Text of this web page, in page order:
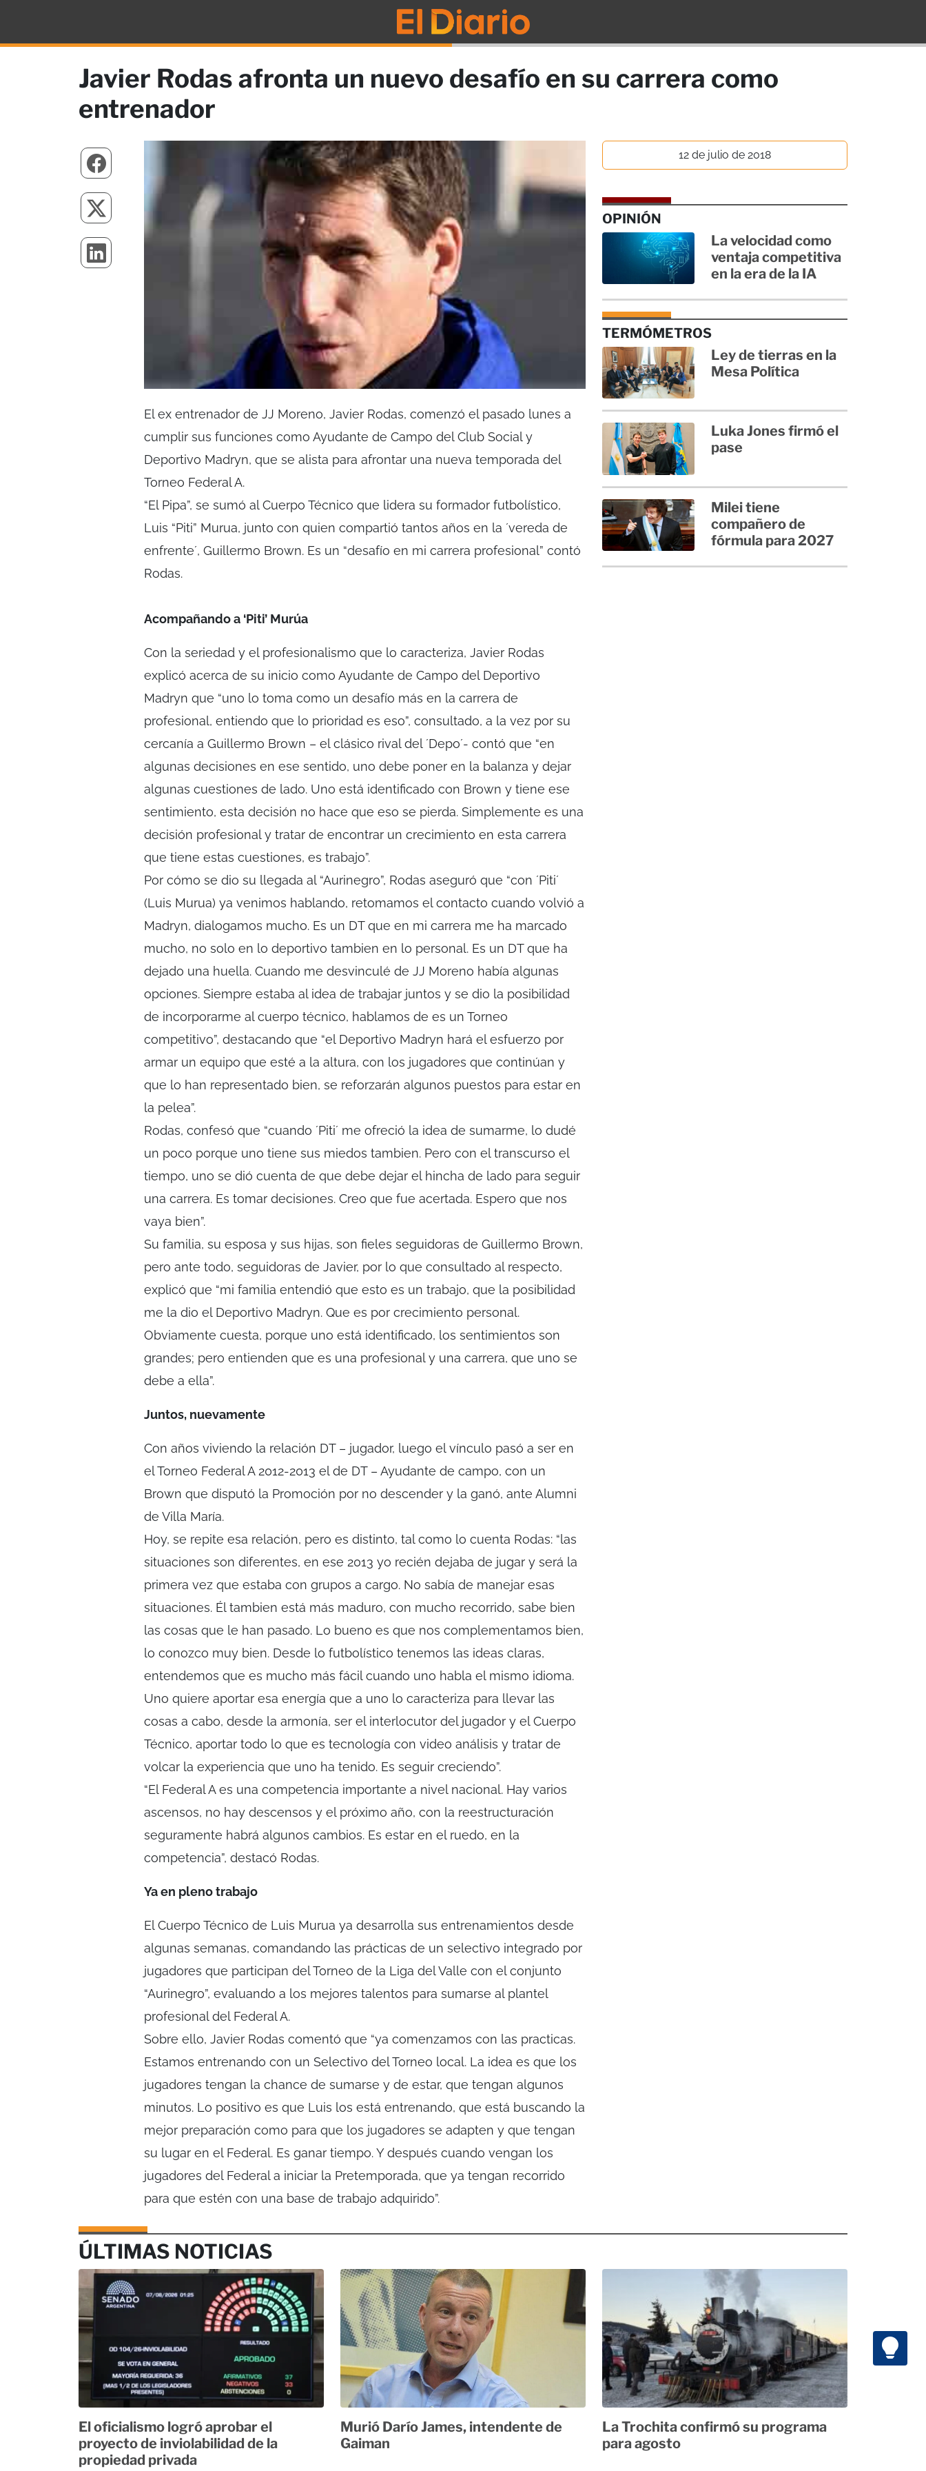
Javier Rodas afronta un nuevo desafío en su carrera como
entrenador
El ex entrenador de JJ Moreno, Javier Rodas, comenzó el pasado lunes a
cumplir sus funciones como Ayudante de Campo del Club Social y
Deportivo Madryn, que se alista para afrontar una nueva temporada del
Torneo Federal A.
“El Pipa”, se sumó al Cuerpo Técnico que lidera su formador futbolístico,
Luis “Piti” Murua, junto con quien compartió tantos años en la ´vereda de
enfrente´, Guillermo Brown. Es un “desafío en mi carrera profesional” contó
Rodas.
Acompañando a ‘Piti’ Murúa
Con la seriedad y el profesionalismo que lo caracteriza, Javier Rodas
explicó acerca de su inicio como Ayudante de Campo del Deportivo
Madryn que “uno lo toma como un desafío más en la carrera de
profesional, entiendo que lo prioridad es eso”, consultado, a la vez por su
cercanía a Guillermo Brown – el clásico rival del ´Depo´- contó que “en
algunas decisiones en ese sentido, uno debe poner en la balanza y dejar
algunas cuestiones de lado. Uno está identificado con Brown y tiene ese
sentimiento, esta decisión no hace que eso se pierda. Simplemente es una
decisión profesional y tratar de encontrar un crecimiento en esta carrera
que tiene estas cuestiones, es trabajo”.
Por cómo se dio su llegada al “Aurinegro”, Rodas aseguró que “con ´Piti´
(Luis Murua) ya venimos hablando, retomamos el contacto cuando volvió a
Madryn, dialogamos mucho. Es un DT que en mi carrera me ha marcado
mucho, no solo en lo deportivo tambien en lo personal. Es un DT que ha
dejado una huella. Cuando me desvinculé de JJ Moreno había algunas
opciones. Siempre estaba al idea de trabajar juntos y se dio la posibilidad
de incorporarme al cuerpo técnico, hablamos de es un Torneo
competitivo”, destacando que “el Deportivo Madryn hará el esfuerzo por
armar un equipo que esté a la altura, con los jugadores que continúan y
que lo han representado bien, se reforzarán algunos puestos para estar en
la pelea”.
Rodas, confesó que “cuando ´Piti´ me ofreció la idea de sumarme, lo dudé
un poco porque uno tiene sus miedos tambien. Pero con el transcurso el
tiempo, uno se dió cuenta de que debe dejar el hincha de lado para seguir
una carrera. Es tomar decisiones. Creo que fue acertada. Espero que nos
vaya bien”.
Su familia, su esposa y sus hijas, son fieles seguidoras de Guillermo Brown,
pero ante todo, seguidoras de Javier, por lo que consultado al respecto,
explicó que “mi familia entendió que esto es un trabajo, que la posibilidad
me la dio el Deportivo Madryn. Que es por crecimiento personal.
Obviamente cuesta, porque uno está identificado, los sentimientos son
grandes; pero entienden que es una profesional y una carrera, que uno se
debe a ella”.
Juntos, nuevamente
Con años viviendo la relación DT – jugador, luego el vínculo pasó a ser en
el Torneo Federal A 2012-2013 el de DT – Ayudante de campo, con un
Brown que disputó la Promoción por no descender y la ganó, ante Alumni
de Villa María.
Hoy, se repite esa relación, pero es distinto, tal como lo cuenta Rodas: “las
situaciones son diferentes, en ese 2013 yo recién dejaba de jugar y será la
primera vez que estaba con grupos a cargo. No sabía de manejar esas
situaciones. Él tambien está más maduro, con mucho recorrido, sabe bien
las cosas que le han pasado. Lo bueno es que nos complementamos bien,
lo conozco muy bien. Desde lo futbolístico tenemos las ideas claras,
entendemos que es mucho más fácil cuando uno habla el mismo idioma.
Uno quiere aportar esa energía que a uno lo caracteriza para llevar las
cosas a cabo, desde la armonía, ser el interlocutor del jugador y el Cuerpo
Técnico, aportar todo lo que es tecnología con video análisis y tratar de
volcar la experiencia que uno ha tenido. Es seguir creciendo”.
“El Federal A es una competencia importante a nivel nacional. Hay varios
ascensos, no hay descensos y el próximo año, con la reestructuración
seguramente habrá algunos cambios. Es estar en el ruedo, en la
competencia”, destacó Rodas.
Ya en pleno trabajo
El Cuerpo Técnico de Luis Murua ya desarrolla sus entrenamientos desde
algunas semanas, comandando las prácticas de un selectivo integrado por
jugadores que participan del Torneo de la Liga del Valle con el conjunto
“Aurinegro”, evaluando a los mejores talentos para sumarse al plantel
profesional del Federal A.
Sobre ello, Javier Rodas comentó que “ya comenzamos con las practicas.
Estamos entrenando con un Selectivo del Torneo local. La idea es que los
jugadores tengan la chance de sumarse y de estar, que tengan algunos
minutos. Lo positivo es que Luis los está entrenando, que está buscando la
mejor preparación como para que los jugadores se adapten y que tengan
su lugar en el Federal. Es ganar tiempo. Y después cuando vengan los
jugadores del Federal a iniciar la Pretemporada, que ya tengan recorrido
para que estén con una base de trabajo adquirido”.
12 de julio de 2018
OPINIÓN
La velocidad como
ventaja competitiva
en la era de la IA
TERMÓMETROS
Ley de tierras en la
Mesa Política
Luka Jones firmó el
pase
Milei tiene
compañero de
fórmula para 2027
ÚLTIMAS NOTICIAS
El oficialismo logró aprobar el
proyecto de inviolabilidad de la
propiedad privada
Murió Darío James, intendente de
Gaiman
La Trochita confirmó su programa
para agosto